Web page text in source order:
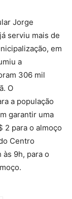
Jorge
serviu mais de
em
a
306 mil
O
a população
garantir uma
2 para o almoço
Centro
9h, para o